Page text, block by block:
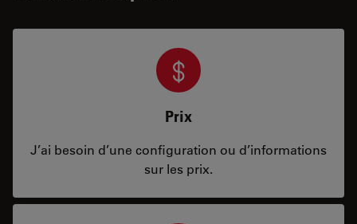
Prix
J’ai besoin d’une configuration ou d’informations
sur les prix.